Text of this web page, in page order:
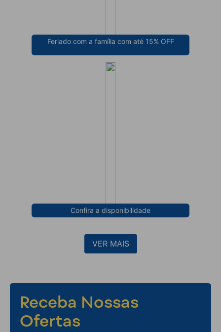
Feriado com a família com até 15% OFF
Confira a disponibilidade
VER MAIS
Receba Nossas
Ofertas